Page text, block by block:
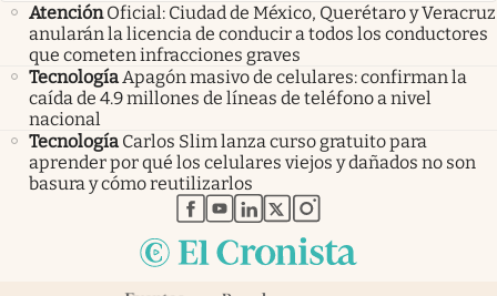
Atención Oficial: Ciudad de México, Querétaro y Veracruz
anularán la licencia de conducir a todos los conductores
que cometen infracciones graves
Tecnología Apagón masivo de celulares: confirman la
caída de 4.9 millones de líneas de teléfono a nivel
nacional
Tecnología Carlos Slim lanza curso gratuito para
aprender por qué los celulares viejos y dañados no son
basura y cómo reutilizarlos
abre en nueva pestaña
abre en nueva pestaña
abre en nueva pestaña
abre en nueva pestaña
abre en nueva pestaña